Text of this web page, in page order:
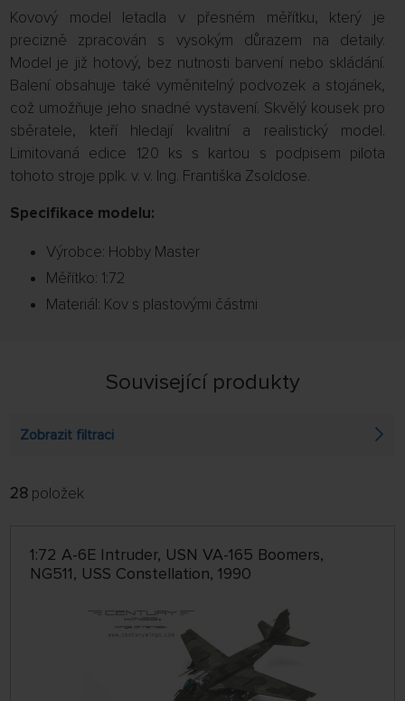
Kovový model letadla v přesném měřítku, který je
precizně zpracován s vysokým důrazem na detaily.
Model je již hotový, bez nutnosti barvení nebo skládání.
Balení obsahuje také vyměnitelný podvozek a stojánek,
což umožňuje jeho snadné vystavení. Skvělý kousek pro
sběratele, kteří hledají kvalitní a realistický model.
Limitovaná edice 120 ks s kartou s podpisem pilota
tohoto stroje pplk. v. v. Ing. Františka Zsoldose.
Specifikace modelu:
Výrobce: Hobby Master
Měřítko: 1:72
Materiál: Kov s plastovými částmi
Související produkty
Zobrazit filtraci
FILTROVAT:
64 NA STRÁNCE
28 položek
1:72 A-6E Intruder, USN VA-165 Boomers,
NG511, USS Constellation, 1990